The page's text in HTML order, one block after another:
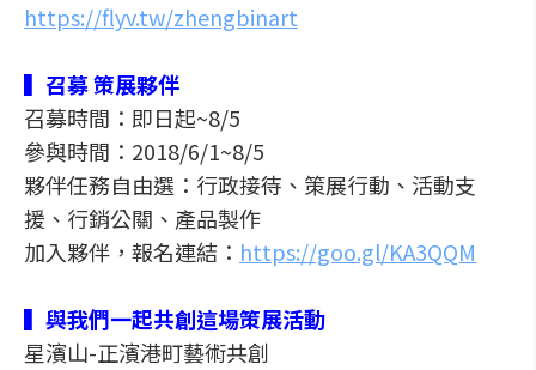
https://flyv.tw/zhengbinart
▍召募 策展夥伴
召募時間：即日起~8/5
參與時間：2018/6/1~8/5
夥伴任務自由選：行政接待、策展行動、活動支
援、行銷公關、產品製作
加入夥伴，報名連結： https://goo.gl/KA3QQM
▍與我們一起共創這場策展活動
星濱山-正濱港町藝術共創